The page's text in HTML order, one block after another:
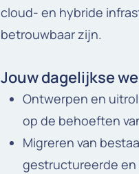
cloud- en hybride
betrouwbaar zijn.
Jouw dagelijkse
Ontwerpen en
op de behoeften
Migreren van
gestructureerde en